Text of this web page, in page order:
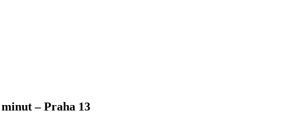
minut–Praha 13